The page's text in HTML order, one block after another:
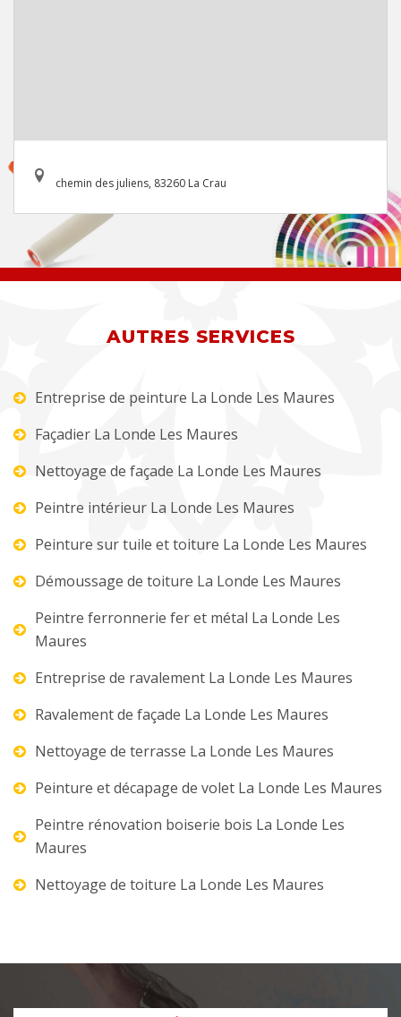
chemin des juliens, 83260 La Crau
AUTRES SERVICES
Entreprise de peinture La Londe Les Maures
Façadier La Londe Les Maures
Nettoyage de façade La Londe Les Maures
Peintre intérieur La Londe Les Maures
Peinture sur tuile et toiture La Londe Les Maures
Démoussage de toiture La Londe Les Maures
Peintre ferronnerie fer et métal La Londe Les
Maures
Entreprise de ravalement La Londe Les Maures
Ravalement de façade La Londe Les Maures
Nettoyage de terrasse La Londe Les Maures
Peinture et décapage de volet La Londe Les Maures
Peintre rénovation boiserie bois La Londe Les
Maures
Nettoyage de toiture La Londe Les Maures